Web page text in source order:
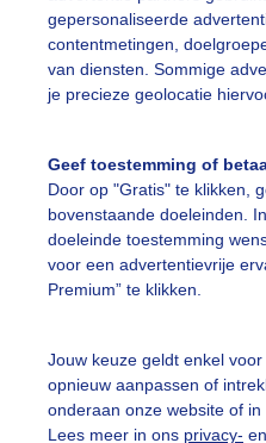
gepersonaliseerde
contentmetingen,
van diensten. Sommige
je precieze geolocatie
Geef toestemming of
Door op "Gratis" te klikken,
bovenstaande doeleinden.
doeleinde toestemming
voor een advertentievrije
Premium” te klikken.
Jouw keuze geldt enkel
opnieuw aanpassen of
onderaan onze website of
Lees meer in ons privacy- en
slideshow
vragen